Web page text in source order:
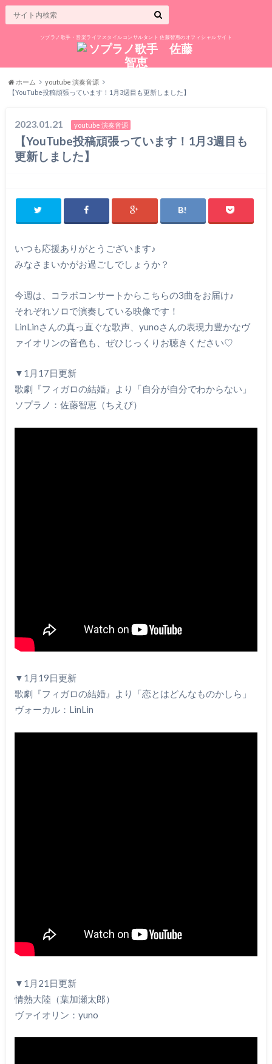
ソプラノ歌手・音楽ライフスタイルコンサルタント 佐藤智恵のオフィシャルサイト
ホーム
youtube 演奏音源
【YouTube投稿頑張っています！1月3週目も更新しました】
2023.01.21 youtube 演奏音源
【YouTube投稿頑張っています！1月3週目も
更新しました】
いつも応援ありがとうございます♪
みなさまいかがお過ごしでしょうか？
今週は、コラボコンサートからこちらの3曲をお届け♪
それぞれソロで演奏している映像です！
LinLinさんの真っ直ぐな歌声、yunoさんの表現力豊かなヴ
ァイオリンの音色も、ぜひじっくりお聴きください♡
▼1月17日更新
歌劇『フィガロの結婚』より「自分が自分でわからない」
ソプラノ：佐藤智恵（ちえぴ）
▼1月19日更新
歌劇『フィガロの結婚』より「恋とはどんなものかしら」
ヴォーカル：LinLin
▼1月21日更新
情熱大陸（葉加瀬太郎）
ヴァイオリン：yuno